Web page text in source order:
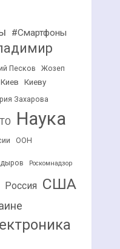
#Смартфоны
Песков
Жозеп
Киев Киеву
Захарова
Наука
ООН
Роскомнадзор
Россия США